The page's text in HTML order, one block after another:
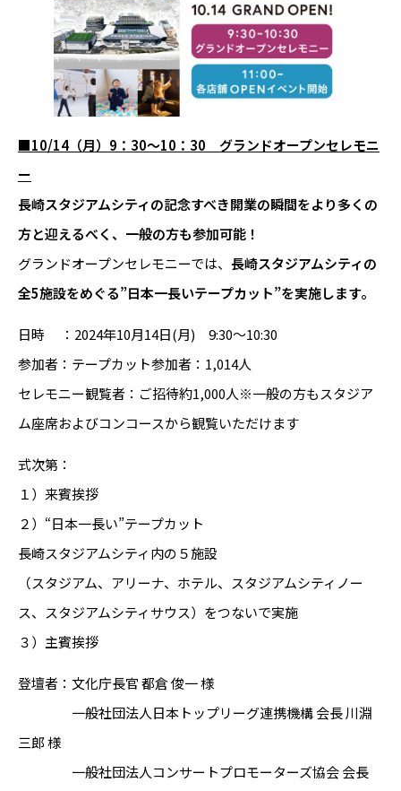
■10/14（月）9：30～10：30 グランドオープンセレモニ
ー
長崎スタジアムシティの記念すべき開業の瞬間をより多くの
方と迎えるべく、一般の方も参加可能！
グランドオープンセレモニーでは、 長崎スタジアムシティの
全5施設をめぐる”日本一長いテープカット”を実施します。
日時 ：2024年10月14日(月) 9:30～10:30
参加者：テープカット参加者：1,014人
セレモニー観覧者：ご招待約1,000人※一般の方もスタジア
ム座席およびコンコースから観覧いただけます
式次第：
１）来賓挨拶
２）“日本一長い”テープカット
長崎スタジアムシティ内の５施設
（スタジアム、アリーナ、ホテル、スタジアムシティノー
ス、スタジアムシティサウス）をつないで実施
３）主賓挨拶
登壇者：文化庁長官 都倉 俊一 様
一般社団法人日本トップリーグ連携機構 会長 川淵
三郎 様
一般社団法人コンサートプロモーターズ協会 会長